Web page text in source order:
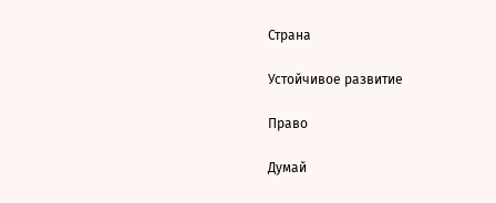
Страна
Устойчивое развитие
Право
Думай